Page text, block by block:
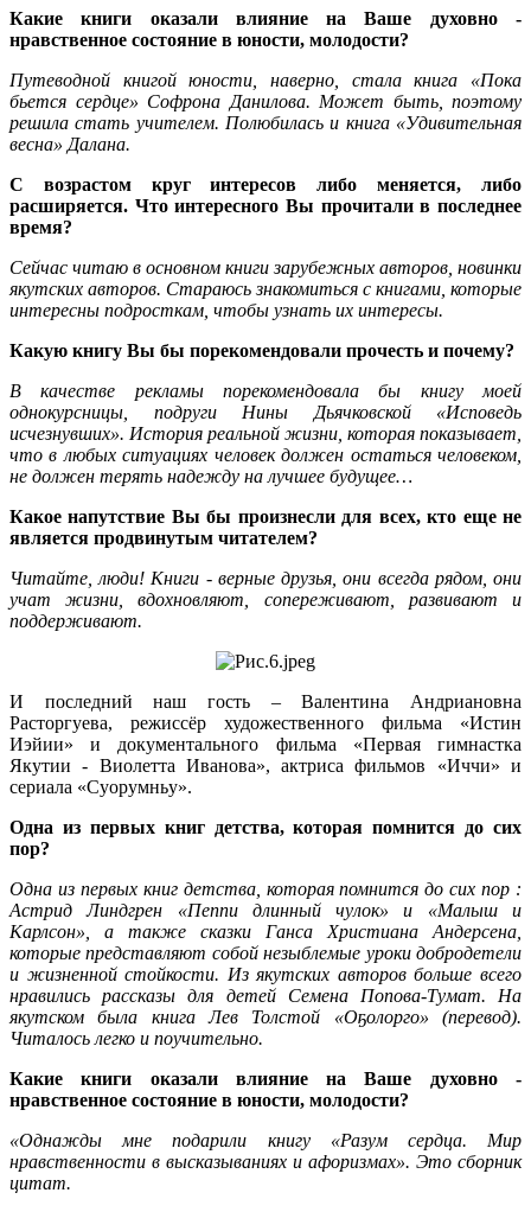
Какие книги оказали влияние на Ваше духовно -
нравственное состояние в юности, молодости?
Путеводной книгой юности, наверно, стала книга «Пока
бьется сердце» Софрона Данилова. Может быть, поэтому
решила стать учителем. Полюбилась и книга «Удивительная
весна» Далана.
С возрастом круг интересов либо меняется, либо
расширяется. Что интересного Вы прочитали в последнее
время?
Сейчас читаю в основном книги зарубежных авторов, новинки
якутских авторов. Стараюсь знакомиться с книгами, которые
интересны подросткам, чтобы узнать их интересы.
Какую книгу Вы бы порекомендовали прочесть и почему?
В качестве рекламы порекомендовала бы книгу моей
однокурсницы, подруги Нины Дьячковской «Исповедь
исчезнувших». История реальной жизни, которая показывает,
что в любых ситуациях человек должен остаться человеком,
не должен терять надежду на лучшее будущее…
Какое напутствие Вы бы произнесли для всех, кто еще не
является продвинутым читателем?
Читайте, люди! Книги - верные друзья, они всегда рядом, они
учат жизни, вдохновляют, сопереживают, развивают и
поддерживают.
И последний наш гость – Валентина Андриановна
Расторгуева, режиссёр художественного фильма «Истин
Иэйии» и документального фильма «Первая гимнастка
Якутии - Виолетта Иванова», актриса фильмов «Иччи» и
сериала «Суорумньу».
Одна из первых книг детства, которая помнится до сих
пор?
Одна из первых книг детства, которая помнится до сих пор :
Астрид Линдгрен «Пеппи длинный чулок» и «Малыш и
Карлсон», а также сказки Ганса Христиана Андерсена,
которые представляют собой незыблемые уроки добродетели
и жизненной стойкости. Из якутских авторов больше всего
нравились рассказы для детей Семена Попова-Тумат. На
якутском была книга Лев Толстой «Оҕолорго» (перевод).
Читалось легко и поучительно.
Какие книги оказали влияние на Ваше духовно -
нравственное состояние в юности, молодости?
«Однажды мне подарили книгу «Разум сердца. Мир
нравственности в высказываниях и афоризмах». Это сборник
цитат.